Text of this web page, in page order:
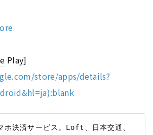
Play]
store/apps/details?
ホ決済サービス。Loft、日本交通、